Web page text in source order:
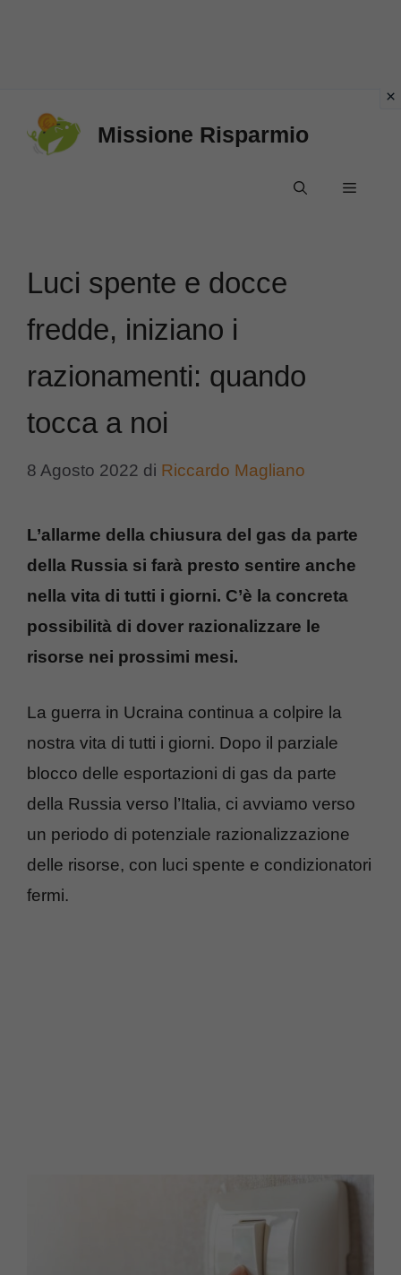
Missione Risparmio
Menu
Luci spente e docce
fredde, iniziano i
razionamenti: quando
tocca a noi
8 Agosto 2022 di Riccardo Magliano
L’allarme della chiusura del gas da parte
della Russia si farà presto sentire anche
nella vita di tutti i giorni. C’è la concreta
possibilità di dover razionalizzare le
risorse nei prossimi mesi.
La guerra in Ucraina continua a colpire la
nostra vita di tutti i giorni. Dopo il parziale
blocco delle esportazioni di gas da parte
della Russia verso l’Italia, ci avviamo verso
un periodo di potenziale razionalizzazione
delle risorse, con luci spente e condizionatori
fermi.